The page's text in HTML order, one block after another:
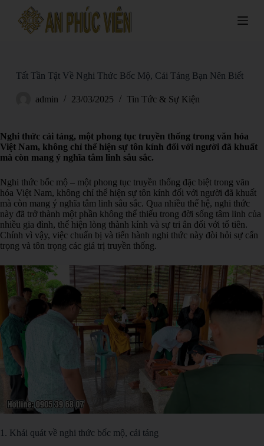
t
Tất Tần Tật Về Nghi Thức Bốc Mộ, Cải Táng Bạn Nên Biết
admin 23/03/2025 Tin Tức & Sự Kiện
Nghi thức cải táng, một phong tục truyền thống trong văn hóa
Việt Nam, không chỉ thể hiện sự tôn kính đối với người đã khuất
mà còn mang ý nghĩa tâm linh sâu sắc.
Nghi thức bốc mộ – một phong tục truyền thống đặc biệt trong văn
hóa Việt Nam, không chỉ thể hiện sự tôn kính đối với người đã khuất
mà còn mang ý nghĩa tâm linh sâu sắc. Qua nhiều thế hệ, nghi thức
này đã trở thành một phần không thể thiếu trong đời sống tâm linh của
nhiều gia đình, thể hiện lòng thành kính và sự tri ân đối với tổ tiên.
Chính vì vậy, việc chuẩn bị và tiến hành nghi thức này đòi hỏi sự cẩn
trọng và tôn trọng các giá trị truyền thống.
1. Khái quát về nghi thức bốc mộ, cải táng